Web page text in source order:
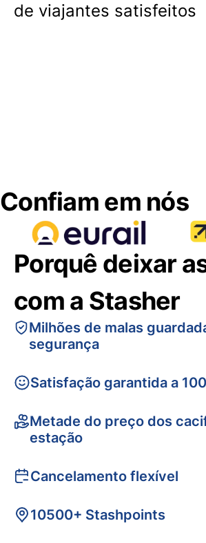
de viajantes satisfeitos
Confiam em nós
Porquê deixar
com a Stasher
Milhões de malas
segurança
Satisfação garantida a
Metade do preço dos
estação
Cancelamento flexível
10500+ Stashpoints